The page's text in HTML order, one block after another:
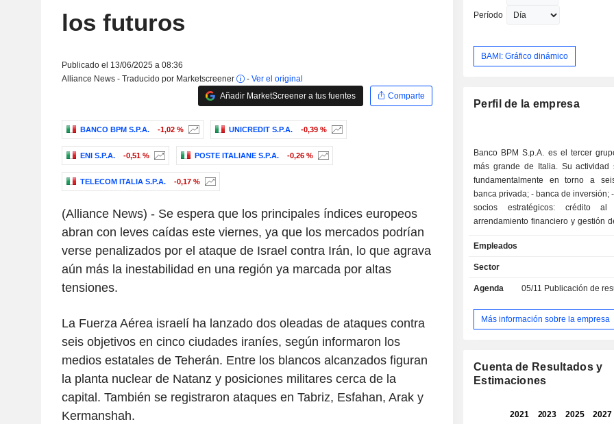
los futuros
Publicado el 13/06/2025 a 08:36
Alliance News - Traducido por Marketscreener
- Ver el original
Añadir MarketScreener a tus fuentes
Comparte
BANCO BPM S.P.A. -1,02 % UNICREDIT S.P.A. -0,39 %
ENI S.P.A. -0,51 % POSTE ITALIANE S.P.A. -0,26 %
TELECOM ITALIA S.P.A. -0,17 %
(Alliance News) - Se espera que los principales índices europeos
abran con leves caídas este viernes, ya que los mercados podrían
verse penalizados por el ataque de Israel contra Irán, lo que agrava
aún más la inestabilidad en una región ya marcada por altas
tensiones.
La Fuerza Aérea israelí ha lanzado dos oleadas de ataques contra
seis objetivos en cinco ciudades iraníes, según informaron los
medios estatales de Teherán. Entre los blancos alcanzados figuran
la planta nuclear de Natanz y posiciones militares cerca de la
capital. También se registraron ataques en Tabriz, Esfahan, Arak y
Kermanshah.
Período
BAMI: Gráfico dinámico
Perfil de la empresa
Banco BPM S.p.A. es el tercer
más grande de Italia. Su actividad
fundamentalmente en torno a
banca privada; - banca de inversión; - seguros; -
socios estratégicos: crédito al
arrendamiento financiero y gestión
S.p.A. es, por lo tanto, un grupo
financieros en toda regla que,
minorista, ofrece a sus clientes
actividades de valor añadido. A finales de 2025,
el grupo contaba con 109 900
servicios se comercializan a través
de 1.363 sucursales ubicadas en Italia.
Empleados
Sector
Agenda 05/11 Publicación de
Más información sobre la empresa
Cuenta de Resultados y
Estimaciones